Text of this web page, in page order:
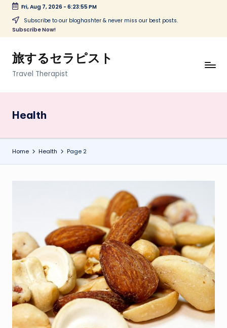
Skip
Fri, Aug 7, 2026- 6:23:56 PM
Subscribe to our bloghashter & never miss our best posts.
Subscribe Now!
旅するセラピスト
Travel Therapist
Health
Home Health Page 2